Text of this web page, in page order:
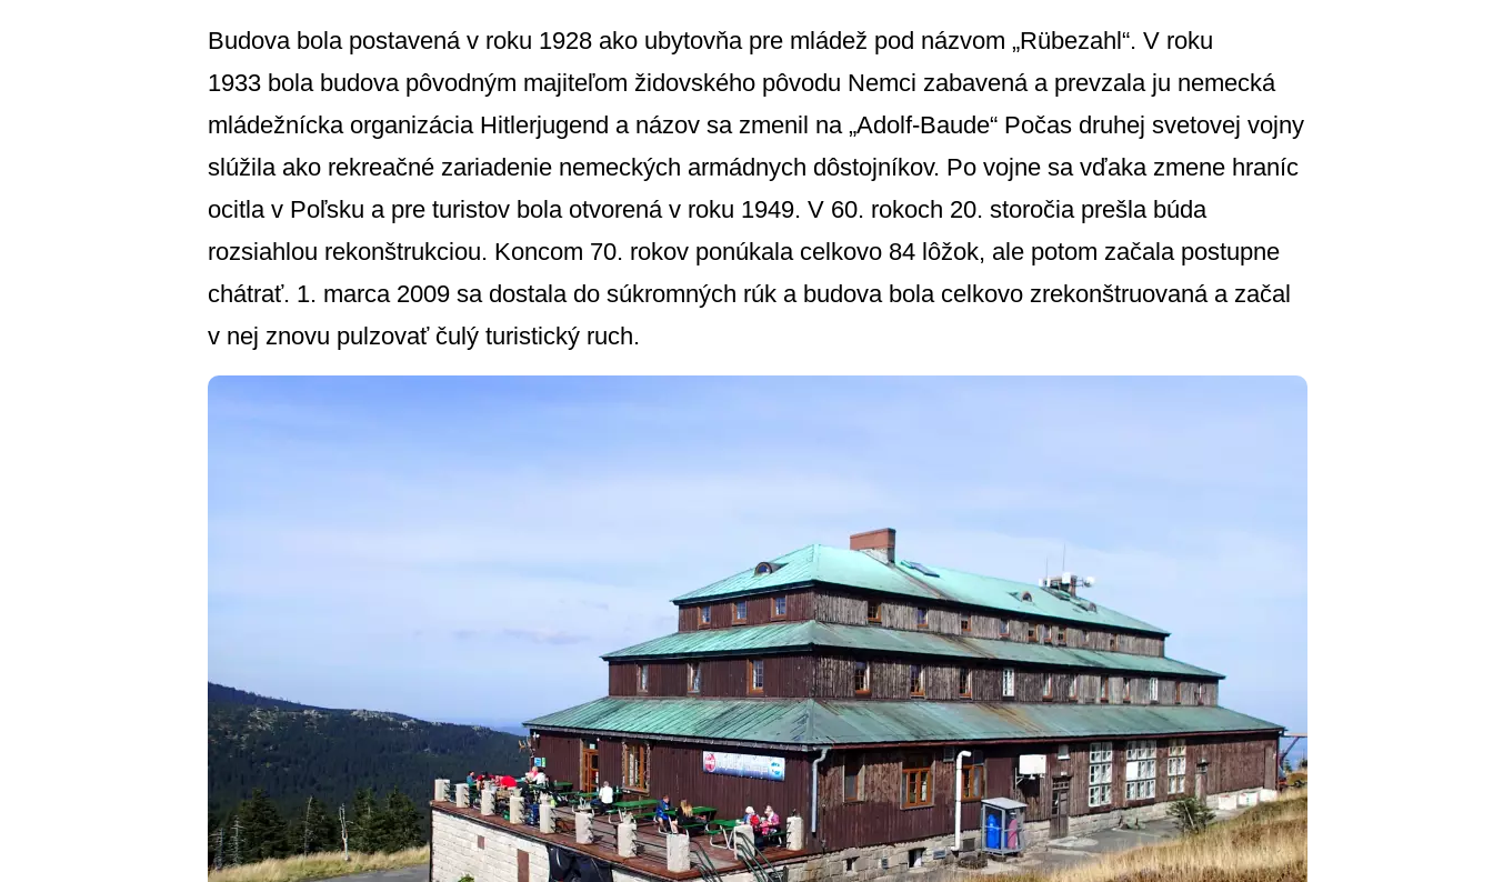
Budova bola postavená v roku 1928 ako ubytovňa pre mládež pod názvom „Rübezahl“. V roku
1933 bola budova pôvodným majiteľom židovského pôvodu Nemci zabavená a prevzala ju nemecká
mládežnícka organizácia Hitlerjugend a názov sa zmenil na „Adolf-Baude“ Počas druhej svetovej vojny
slúžila ako rekreačné zariadenie nemeckých armádnych dôstojníkov. Po vojne sa vďaka zmene hraníc
ocitla v Poľsku a pre turistov bola otvorená v roku 1949. V 60. rokoch 20. storočia prešla búda
rozsiahlou rekonštrukciou. Koncom 70. rokov ponúkala celkovo 84 lôžok, ale potom začala postupne
chátrať. 1. marca 2009 sa dostala do súkromných rúk a budova bola celkovo zrekonštruovaná a začal
v nej znovu pulzovať čulý turistický ruch.